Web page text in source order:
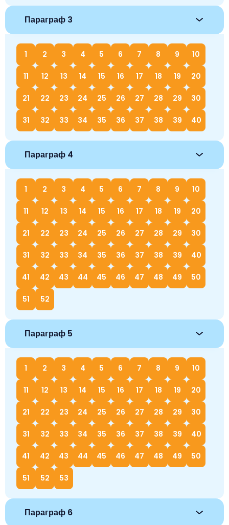
Параграф 3
1 2 3 4 5 6 7 8 9 10
11 12 13 14 15 16 17 18 19 20
21 22 23 24 25 26 27 28 29 30
31 32 33 34 35 36 37 38 39 40
Параграф 4
1 2 3 4 5 6 7 8 9 10
11 12 13 14 15 16 17 18 19 20
21 22 23 24 25 26 27 28 29 30
31 32 33 34 35 36 37 38 39 40
41 42 43 44 45 46 47 48 49 50
51 52
Параграф 5
1 2 3 4 5 6 7 8 9 10
11 12 13 14 15 16 17 18 19 20
21 22 23 24 25 26 27 28 29 30
31 32 33 34 35 36 37 38 39 40
41 42 43 44 45 46 47 48 49 50
51 52 53
Параграф 6